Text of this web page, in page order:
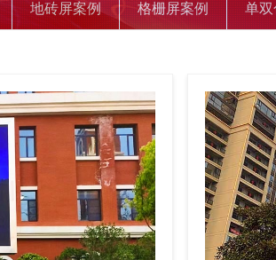
地砖屏案例 格栅屏案例 单双